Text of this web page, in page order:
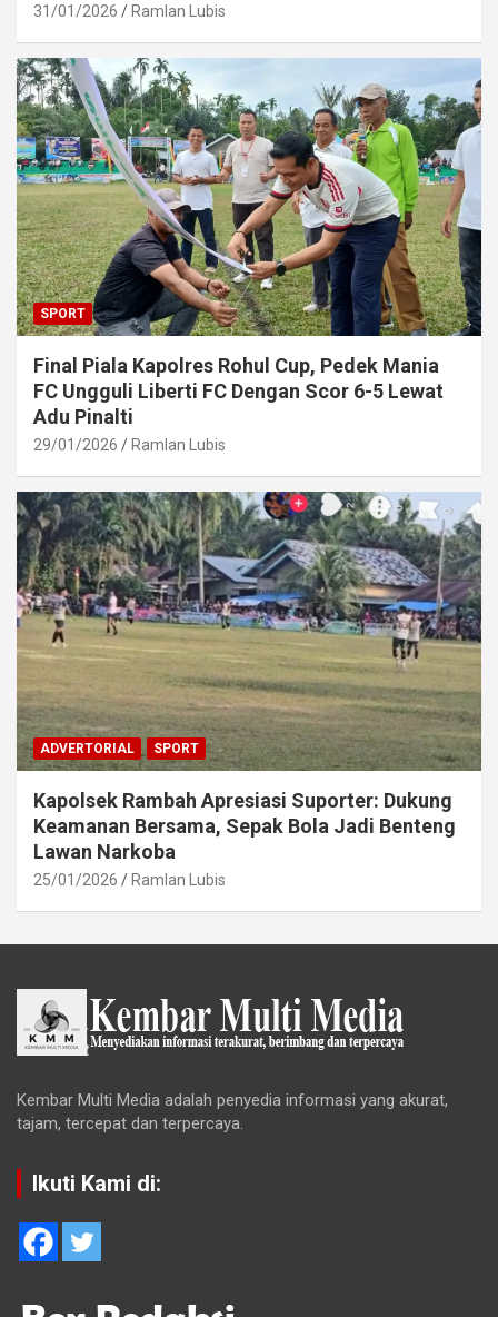
31/01/2026 Ramlan Lubis
SPORT
Final Piala Kapolres Rohul Cup, Pedek Mania
FC Ungguli Liberti FC Dengan Scor 6-5 Lewat
Adu Pinalti
29/01/2026 Ramlan Lubis
ADVERTORIAL SPORT
Kapolsek Rambah Apresiasi Suporter: Dukung
Keamanan Bersama, Sepak Bola Jadi Benteng
Lawan Narkoba
25/01/2026 Ramlan Lubis
Kembar Multi Media adalah penyedia informasi yang akurat,
tajam, tercepat dan terpercaya.
Ikuti Kami di: